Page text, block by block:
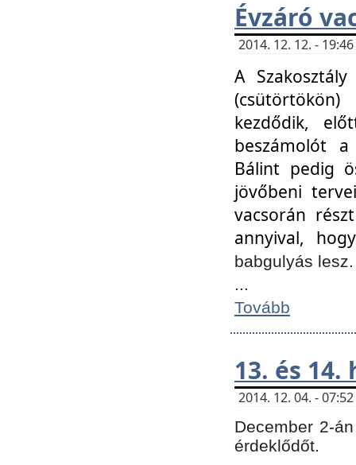
Évzáró
2014. 12. 12. -
A
kezdődik,
beszámolót
Bálint pedig
jövőbeni
vacsorán
annyival,
babgulyás
...
Tovább
13. és
2014. 12. 04. -
December 2-
érdeklődőt.